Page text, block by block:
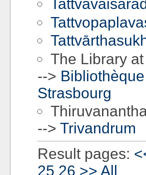
The Library
-->
Strasbourg
--> Trivandrum
Result pages:
25 26 >> All